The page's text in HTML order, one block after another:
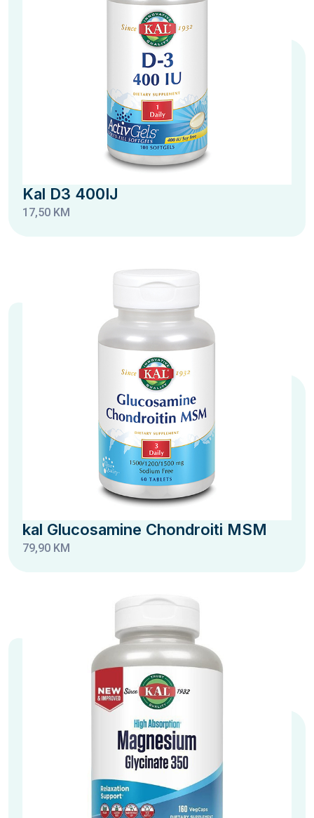
Kal D3 400IJ
17,50 KM
kal Glucosamine Chondroiti MSM
79,90 KM